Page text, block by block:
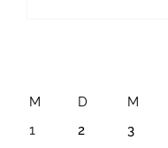
M
D M
1
2 3